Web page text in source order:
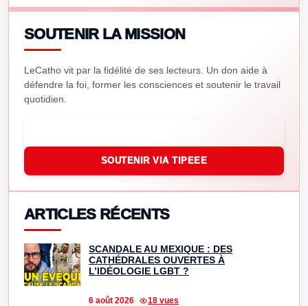
SOUTENIR LA MISSION
LeCatho vit par la fidélité de ses lecteurs. Un don aide à
défendre la foi, former les consciences et soutenir le travail
quotidien.
SOUTENIR VIA TIPEEE
ARTICLES RÉCENTS
SCANDALE AU MEXIQUE : DES
CATHÉDRALES OUVERTES À
L’IDÉOLOGIE LGBT ?
6 août 2026 18 vues